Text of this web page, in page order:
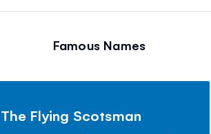
Famous Names
The Flying Scotsman